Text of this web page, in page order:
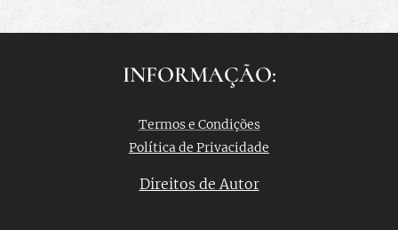
INFORMAÇÃO:
Termos e Condições
Política de Privacidade
Direitos de Autor